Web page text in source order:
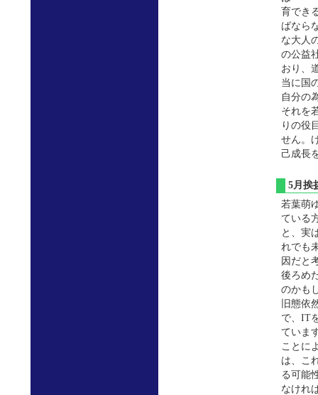
育でき
ばなら
な大人
の公益
おり、
当に国
自分の
それを
りの役
せん。
己成長
5月
若葉萌
ている
と、実
れでも
因だと
後ろめ
のかも
旧態依
で、IT
ていま
ことに
は、こ
る可能
なけれ